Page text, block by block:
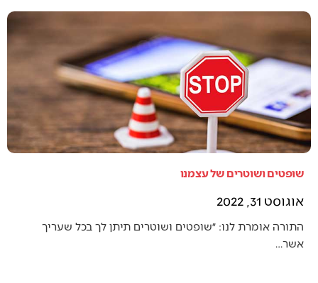
שופטים ושוטרים של עצמנו
אוגוסט 31, 2022
התורה אומרת לנו: ״שופטים ושוטרים תיתן לך בכל שעריך
אשר…